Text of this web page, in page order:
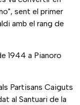
sent el primer
amb el rang de
1944 a Pianoro
Partisans Caiguts
al Santuari de la